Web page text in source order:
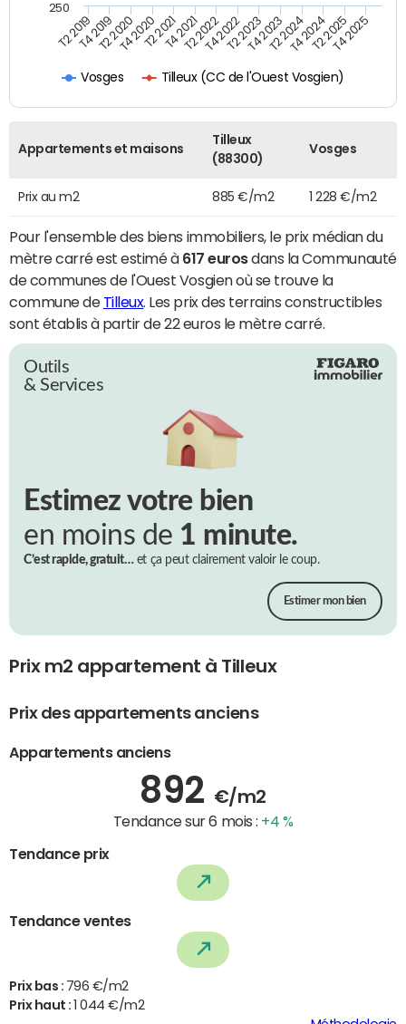
Vosges Tilleux (CC de l'Ouest Vosgien)
T2 2019T4 2019T2 2020T4 2020T2 2021T4 2021T2 2022T4 2022T2 2023T4 2023T2 2024T4 2024T2 2025T4 2025
250
Appartements et maisons
Tilleux
(88300)
Vosges
Prix au m2 885 €/m2 1 228 €/m2
Pour l'ensemble des biens immobiliers, le prix médian du
mètre carré est estimé à 617 eurosdans la Communauté
de communes de l'Ouest Vosgien où se trouve la
commune de Tilleux. Les prix des terrains constructibles
sont établis à partir de 22 euros le mètre carré.
Outils
& Services
Estimez votre bien
en moins de 1 minute.
C’est rapide, gratuit…et ça peut clairement valoir le coup.
Estimer mon bien
Prix m2 appartement à Tilleux
Prix des appartements anciens
Appartements anciens
892 €/m2
Tendance sur 6 mois : +4 %
Tendance prix
Tendance ventes
Prix bas : 796 €/m2
Prix haut :1 044 €/m2